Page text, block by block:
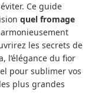
Ce guide
quel fromage
les secrets de
l’élégance du fior
pour sublimer vos
plus grandes